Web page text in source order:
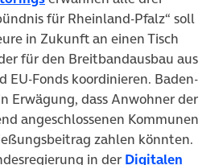
für Rheinland-Pfalz“ soll
in Zukunft an einen Tisch
für den Breitbandausbau aus
EU-Fonds koordinieren. Baden-
Erwägung, dass Anwohner der
angeschlossenen Kommunen
zahlen könnten.
in der Digitalen